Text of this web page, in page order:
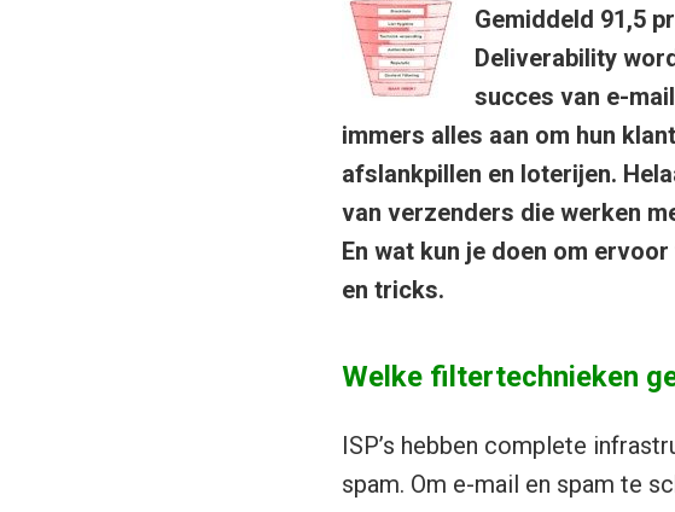
Gemiddeld 91,5
Deliverability
succes van e-
immers alles aan om hun
afslankpillen en loterijen.
van verzenders die werken
En wat kun je doen om
en tricks.
Welke filtertechnieken
ISP’s hebben complete
spam. Om e-mail en spam te